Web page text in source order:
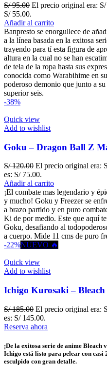
S/95.00 El precio original era:
S/ 55.00.
Añadir al carrito
Banpresto se enorgullece de
a la línea basada en la exitosa
trayendo para tí esta figura de
altura en la cual no se han
de tela de la ropa hasta sus
conocida como Warabihime en
poderoso demonio que junto a
superior seis.
-38%
Quick view
Add to wishlist
Goku – Dragon Ball Z
S/120.00 El precio original era:
es: S/ 75.00.
Añadir al carrito
¡El combate mas legendario y
y mucho! Goku y Freezer se
a brazo partido y en puro
Ki de por medio. Este que aquí
Goku, desafiando al
a cuerpo. Mide 11 cms de puro
-22%NUEVO 🔥
Quick view
Add to wishlist
Ichigo Kurosaki – Bleach
S/185.00 El precio original era:
es: S/ 145.00.
Reserva ahora
¡De la exitosa serie de anime
Ichigo está listo para pelear con casi
esculpido con gran detalle.